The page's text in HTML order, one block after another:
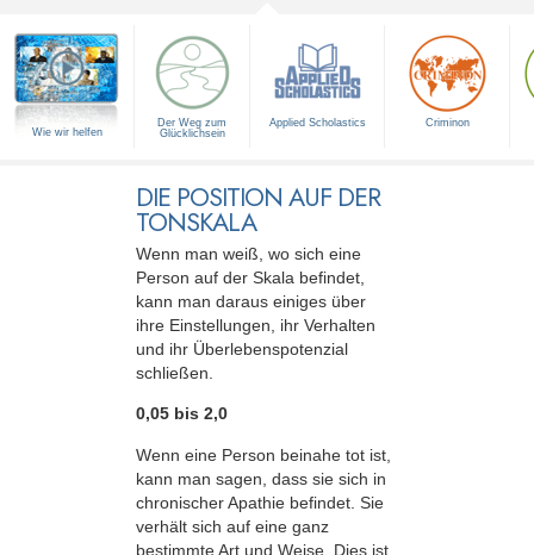
Wie wir helfen
Der Weg zum
Glücklichsein
Applied Scholastics Criminon
DIE POSITION AUF DER
TONSKALA
Wenn man weiß, wo sich eine
Person auf der Skala befindet,
kann man daraus einiges über
ihre Einstellungen, ihr Verhalten
und ihr Überlebenspotenzial
schließen.
0,05 bis 2,0
Wenn eine Person beinahe tot ist,
kann man sagen, dass sie sich in
chronischer Apathie befindet. Sie
verhält sich auf eine ganz
bestimmte Art und Weise. Dies ist